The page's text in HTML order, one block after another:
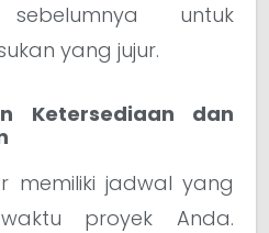
untuk
yang jujur.
Ketersediaan dan
memiliki jadwal yang
proyek Anda.